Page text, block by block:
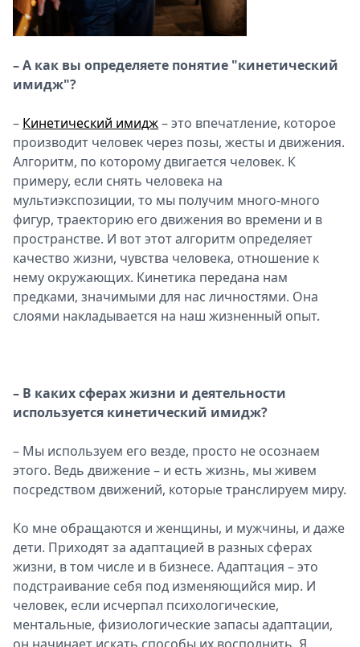
–А как вы определяете понятие "кинетический
имидж"?
– Кинетический имидж– это впечатление, которое
производит человек через позы, жесты и движения.
Алгоритм, по которому двигается человек. К
примеру, если снять человека на
мультиэкспозиции, то мы получим много-много
фигур, траекторию его движения во времени и в
пространстве. И вот этот алгоритм определяет
качество жизни, чувства человека, отношение к
нему окружающих. Кинетика передана нам
предками, значимыми для нас личностями. Она
слоями накладывается на наш жизненный опыт.
– В каких сферах жизни и деятельности
используется кинетический имидж?
– Мы используем его везде, просто не осознаем
этого. Ведь движение – и есть жизнь, мы живем
посредством движений, которые транслируем миру.
Ко мне обращаются и женщины, и мужчины, и даже
дети. Приходят за адаптацией в разных сферах
жизни, в том числе и в бизнесе. Адаптация – это
подстраивание себя под изменяющийся мир. И
человек, если исчерпал психологические,
ментальные, физиологические запасы адаптации,